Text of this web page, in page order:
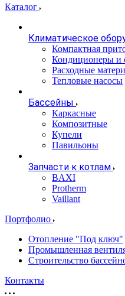
Каталог
Климатическое
Компактная
Кондиционеры и
Расходные
Тепловые насосы
Бассейны
Каркасные
Композитные
Купели
Павильоны
Запчасти к котлам
BAXI
Protherm
Vaillant
Портфолио
Отопление "Под ключ"
Промышленная
Строительство
Контакты